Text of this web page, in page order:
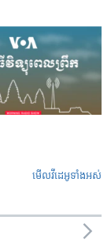
មើល​វីដេអូ​ទាំង​អស់